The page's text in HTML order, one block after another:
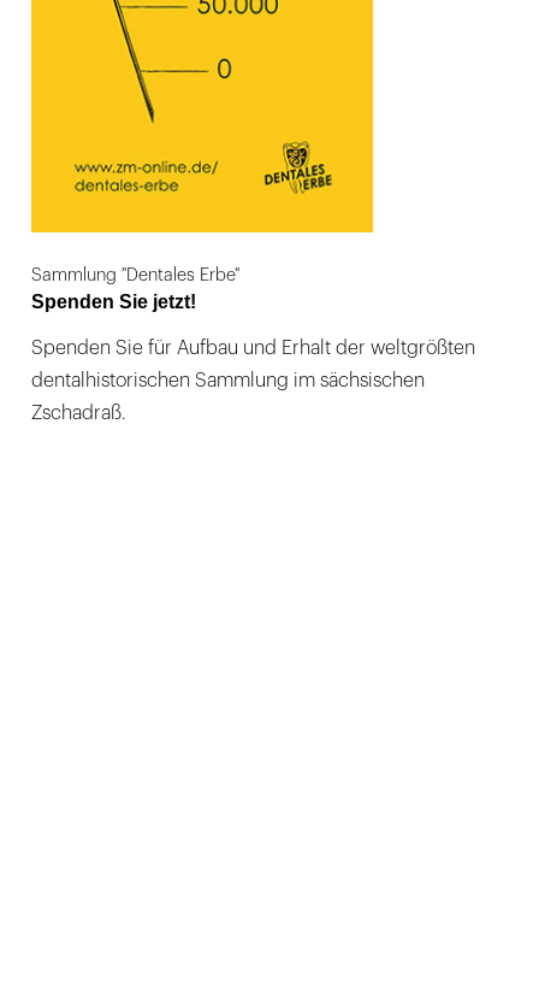
Sammlung "Dentales Erbe"
Spenden Sie jetzt!
Spenden Sie für Aufbau und Erhalt der weltgrößten
dentalhistorischen Sammlung im sächsischen
Zschadraß.